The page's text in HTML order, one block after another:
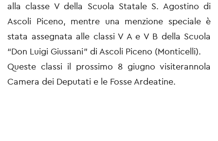
alla classe V della Scuola Statale S. Agostino di
Ascoli Piceno, mentre una menzione speciale è
stata assegnata alle classi V A e V B della Scuola
“Don Luigi Giussani” di Ascoli Piceno (Monticelli).
Queste classi il prossimo 8 giugno visiterannola
Camera dei Deputati e le Fosse Ardeatine.